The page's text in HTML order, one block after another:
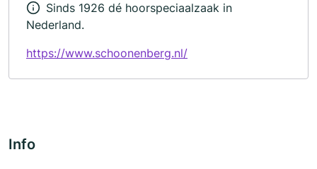
Sinds 1926 dé hoorspeciaalzaak in
Nederland.
https://www.schoonenberg.nl/
Info